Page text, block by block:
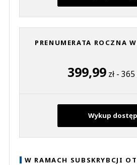
PRENUMERATA ROCZNA
399,99zł -
Wykup dostęp
W RAMACH SUBSKRYBCJI